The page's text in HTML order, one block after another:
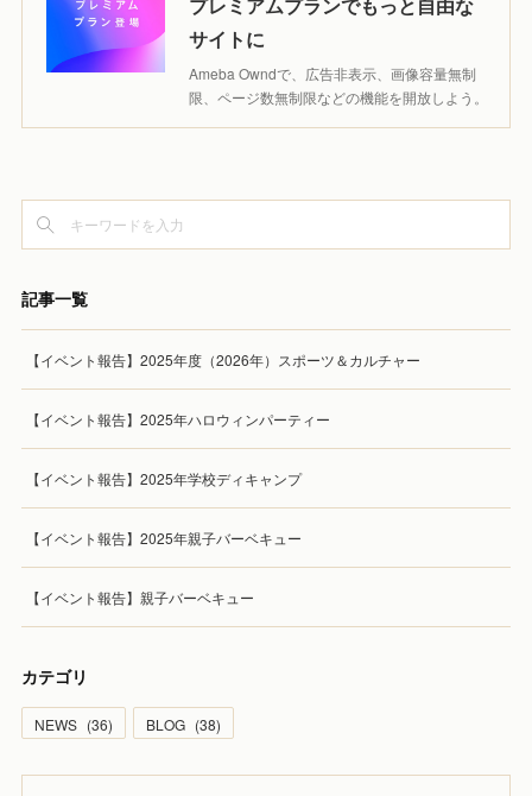
プレミアムプランでもっと自由な
サイトに
Ameba Owndで、広告非表示、画像容量無制
限、ページ数無制限などの機能を開放しよう。
記事一覧
【イベント報告】2025年度（2026年）スポーツ＆カルチャー
【イベント報告】2025年ハロウィンパーティー
【イベント報告】2025年学校ディキャンプ
【イベント報告】2025年親子バーベキュー
【イベント報告】親子バーベキュー
カテゴリ
NEWS (36) BLOG (38)